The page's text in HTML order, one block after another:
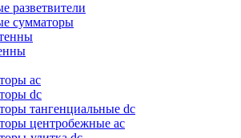
разветвители
сумматоры
ac
dc
тангенциальные dc
центробежные ac